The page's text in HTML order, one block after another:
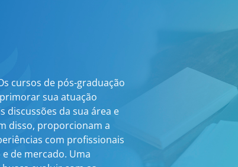
cursos de pós-graduação
sua atuação
discussões da sua área e
disso, proporcionam a
com profissionais
de mercado. Uma